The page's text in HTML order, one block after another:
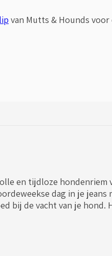
van Mutts & Hounds voor
en tijdloze
dag in je
bij de vacht van je hond.